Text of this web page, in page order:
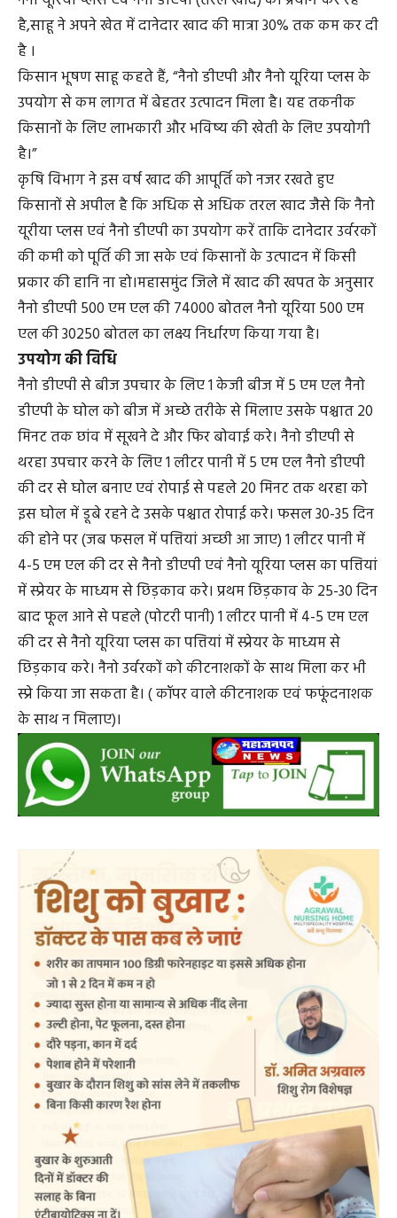
है,साहू ने अपने खेत में दानेदार खाद की मात्रा 30% तक कम कर दी
है ।
किसान भूषण साहू कहते हैं, “नैनो डीएपी और नैनो यूरिया प्लस के
उपयोग से कम लागत में बेहतर उत्पादन मिला है। यह तकनीक
किसानों के लिए लाभकारी और भविष्य की खेती के लिए उपयोगी
है।”
कृषि विभाग ने इस वर्ष खाद की आपूर्ति को नजर रखते हुए
किसानों से अपील है कि अधिक से अधिक तरल खाद जैसे कि नैनो
यूरीया प्लस एवं नैनो डीएपी का उपयोग करें ताकि दानेदार उर्वरकों
की कमी को पूर्ति की जा सके एवं किसानों के उत्पादन में किसी
प्रकार की हानि ना हो।महासमुंद जिले में खाद की खपत के अनुसार
नैनो डीएपी 500 एम एल की 74000 बोतल नैनो यूरिया 500 एम
एल की 30250 बोतल का लक्ष्य निर्धारण किया गया है।
उपयोग की विधि
नैनो डीएपी से बीज उपचार के लिए 1 केजी बीज में 5 एम एल नैनो
डीएपी के घोल को बीज में अच्छे तरीके से मिलाए उसके पश्चात 20
मिनट तक छांव में सूखने दे और फिर बोवाई करे। नैनो डीएपी से
थरहा उपचार करने के लिए 1 लीटर पानी में 5 एम एल नैनो डीएपी
की दर से घोल बनाए एवं रोपाई से पहले 20 मिनट तक थरहा को
इस घोल में डूबे रहने दे उसके पश्चात रोपाई करे। फसल 30-35 दिन
की होने पर (जब फसल में पत्तियां अच्छी आ जाए) 1 लीटर पानी में
4-5 एम एल की दर से नैनो डीएपी एवं नैनो यूरिया प्लस का पत्तियां
में स्प्रेयर के माध्यम से छिड़काव करे। प्रथम छिड़काव के 25-30 दिन
बाद फूल आने से पहले (पोटरी पानी) 1 लीटर पानी में 4-5 एम एल
की दर से नैनो यूरिया प्लस का पत्तियां में स्प्रेयर के माध्यम से
छिड़काव करे। नैनो उर्वरकों को कीटनाशकों के साथ मिला कर भी
स्प्रे किया जा सकता है। ( कॉपर वाले कीटनाशक एवं फफूंदनाशक
के साथ न मिलाए)।